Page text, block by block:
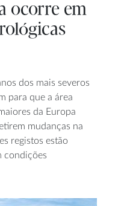
ocorre em
dos mais severos
para que a área
da Europa
mudanças na
registos estão
condições